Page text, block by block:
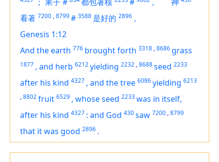
看著 7200 ,8799# 3588 是好的 2896 。
Genesis 1:12
And the earth 776 brought forth 3318 ,8686 grass
1877 , and herb 6212yielding 2232 ,8688seed 2233
after his kind 4327 , and the tree 6086yielding 6213
,8802fruit 6529 , whose seed 2233was in itself,
after his kind 4327 : and God 430saw 7200 ,8799
that it was good 2896 .